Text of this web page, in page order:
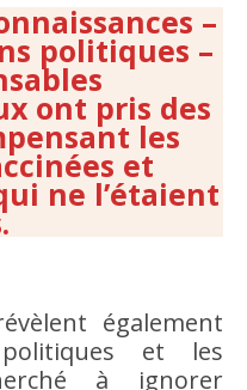
–
politiques –
ont pris des
les
et
ne l’étaient
également
et les
à ignorer